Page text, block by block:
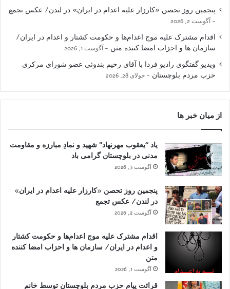
پنجمین روز تحصن «کارزار علیه اعدام در ایران» در لندن/ عکس تجمع
آگوست 2, 2026
اقدام مشترک علیه موج اعدام‌ها و حکومت کشتار و اعدام در ایران/
سازمان ها و احزاب امضا کننده متن
آگوست 1, 2026
ویدیو گفتگوی رادیو فردا با آقای رحیم بندوئی عضو شورای مرکزی
حزب مردم بلوچستان
جولای 28, 2026
از میان خبر ها
یاد “یعقوب مهرنهاد” شهید و نمادِ مبارزه و مقاومت
مدنی در بلوچستان گرامی باد
آگوست 3, 2026
پنجمین روز تحصن «کارزار علیه اعدام در ایران»
در لندن/ عکس تجمع
آگوست 2, 2026
اقدام مشترک علیه موج اعدام‌ها و حکومت کشتار
و اعدام در ایران/ سازمان ها و احزاب امضا کننده
متن
آگوست 1, 2026
قرائت پیام حزب مردم بلوچستان توسط خانم